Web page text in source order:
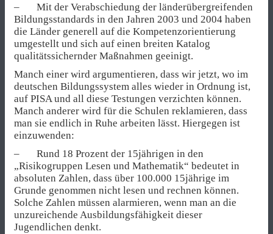
– Mit der Verabschiedung der länderübergreifenden
Bildungsstandards in den Jahren 2003 und 2004 haben
die Länder generell auf die Kompetenzorientierung
umgestellt und sich auf einen breiten Katalog
qualitätssichernder Maßnahmen geeinigt.
Manch einer wird argumentieren, dass wir jetzt, wo im
deutschen Bildungssystem alles wieder in Ordnung ist,
auf PISA und all diese Testungen verzichten können.
Manch anderer wird für die Schulen reklamieren, dass
man sie endlich in Ruhe arbeiten lässt. Hiergegen ist
einzuwenden:
– Rund 18 Prozent der 15jährigen in den
„Risikogruppen Lesen und Mathematik“ bedeutet in
absoluten Zahlen, dass über 100.000 15jährige im
Grunde genommen nicht lesen und rechnen können.
Solche Zahlen müssen alarmieren, wenn man an die
unzureichende Ausbildungsfähigkeit dieser
Jugendlichen denkt.